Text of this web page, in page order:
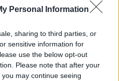
Personal Information
sharing to third parties, or
sensitive information for
use the below opt-out
Please note that after your
may continue seeing
parasztoknak szánt náci-
400 színpadból napjainkra
Annaberg szabadtéri
sas (Grafika:
varázslatA…